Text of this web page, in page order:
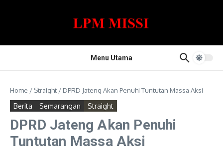
Menu Utama
Home / Straight / DPRD Jateng Akan Penuhi Tuntutan Massa Aksi
Berita Semarangan Straight
DPRD Jateng Akan Penuhi
Tuntutan Massa Aksi